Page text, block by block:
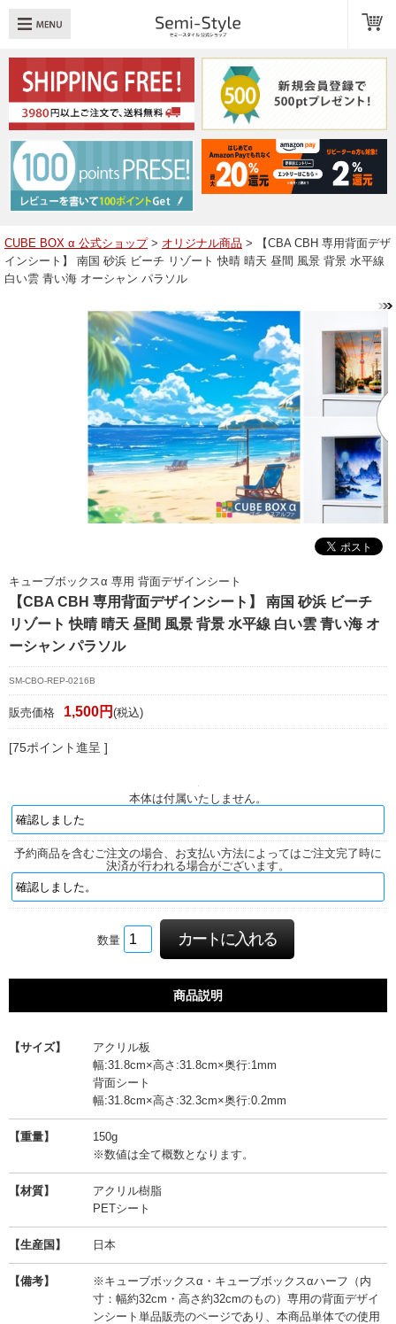
：透明扉 引き出し LED
へ戻る
品一覧
ューブボックスαレイアウト例
料・お支払いについて
イページ/会員登録
定商取引法に基づく表記
CUBE BOX α 公式ショップ> オリジナル商品 > 【CBA CBH 専用背面デザ
インシート】 南国 砂浜 ビーチ リゾート 快晴 晴天 昼間 風景 背景 水平線
白い雲 青い海 オーシャン パラソル
キューブボックスα 専用 背面デザインシート
【CBA CBH 専用背面デザインシート】 南国 砂浜 ビーチ
リゾート 快晴 晴天 昼間 風景 背景 水平線 白い雲 青い海 オ
ーシャン パラソル
SM-CBO-REP-0216B
販売価格 1,500円 (税込)
[75ポイント進呈 ]
本体は付属いたしません。
予約商品を含むご注文の場合、お支払い方法によってはご注文完了時に
決済が行われる場合がございます。
数量
商品説明
【サイズ】
アクリル板
幅:31.8cm×高さ:31.8cm×奥行:1mm
背面シート
幅:31.8cm×高さ:32.3cm×奥行:0.2mm
【重量】
150g
※数値は全て概数となります。
【材質】
アクリル樹脂
PETシート
【生産国】 日本
【備考】
※キューブボックスα・キューブボックスαハーフ（内
寸：幅約32cm・高さ約32cmのもの）専用の背面デザイ
ンシート単品販売のページであり、本商品単体での使用